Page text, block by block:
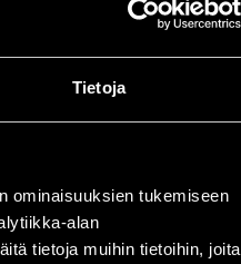
Tietoja
ominaisuuksien tukemiseen
alan
tietoja muihin tietoihin, joita